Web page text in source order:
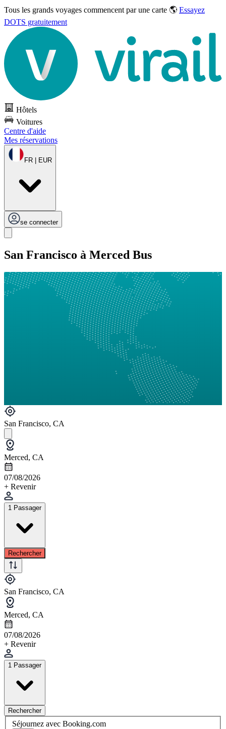
Tous les grands voyages commencent par une carte 🌎 Essayez
DOTS gratuitement
Hôtels
Voitures
Centre d'aide
Mes réservations
FR | EUR
se connecter
San Francisco à Merced Bus
San Francisco, CA
Merced, CA
07/08/2026
+ Revenir
1 Passager
Rechercher
San Francisco, CA
Merced, CA
07/08/2026
+ Revenir
1 Passager
Rechercher
Séjournez avec Booking.com